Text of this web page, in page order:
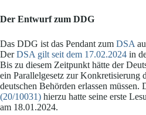
Der Entwurf zum DDG
Das DDG ist das Pendant zum DSA
DerDSA gilt seit dem 17.02.2024 in
Bis zu diesem Zeitpunkt hätte der
ein Parallelgesetz zur Konkretisierung
deutschen Behörden erlassen müssen.
(20/10031) hierzu hatte seine erste
am 18.01.2024.